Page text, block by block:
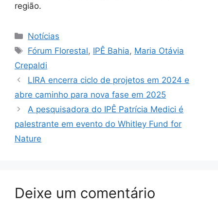
região.
Notícias
Fórum Florestal, IPÊ Bahia, Maria Otávia
Crepaldi
LIRA encerra ciclo de projetos em 2024 e
abre caminho para nova fase em 2025
A pesquisadora do IPÊ Patrícia Medici é
palestrante em evento do Whitley Fund for
Nature
Deixe um comentário